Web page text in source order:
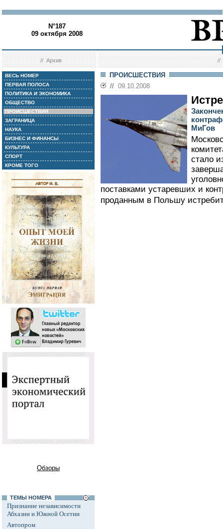
N°187
09 октября 2008
//Архив //
ВЕСЬ НОМЕР
ПЕРВАЯ ПОЛОСА
ПОЛИТИКА И ЭКОНОМИКА
ОБЩЕСТВО
ПРОИСШЕСТВИЯ
ЗАГРАНИЦА
НАУКА
БИЗНЕС И ФИНАНСЫ
КУЛЬТУРА
СПОРТ
КРОМЕ ТОГО
Обзоры
ТЕМЫ НОМЕРА
Признание независимости
Абхазии и Южной Осетии
Автопром
ПРОИСШЕСТВИЯ
// 09.10.2008
МиГов
стало
поставками устаревших и
проданным в Польшу